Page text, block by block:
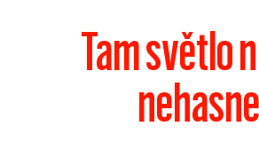
Tam světlo
nehasne